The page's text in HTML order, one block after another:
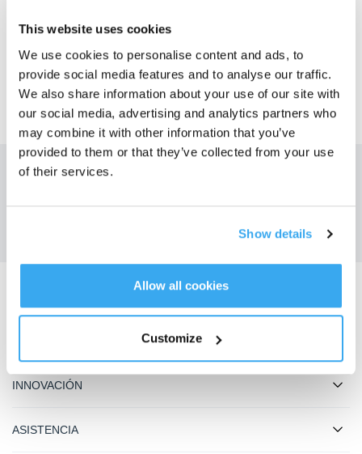
This website uses cookies
We use cookies to personalise content and ads, to
provide social media features and to analyse our traffic.
We also share information about your use of our site with
our social media, advertising and analytics partners who
may combine it with other information that you’ve
provided to them or that they’ve collected from your use
of their services.
Show details
Allow all cookies
Customize
Obtén las últimas noticias de ECOVACS
INNOVACIÓN
ASISTENCIA